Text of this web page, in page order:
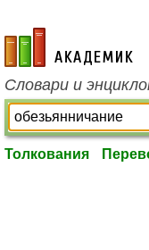
academic.ru
Словари и
Толкования